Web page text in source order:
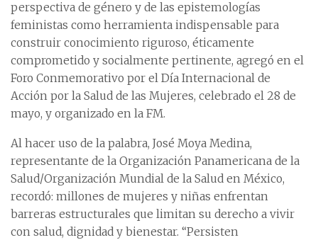
perspectiva de género y de las epistemologías
feministas como herramienta indispensable para
construir conocimiento riguroso, éticamente
comprometido y socialmente pertinente, agregó en el
Foro Conmemorativo por el Día Internacional de
Acción por la Salud de las Mujeres, celebrado el 28 de
mayo, y organizado en la FM.
Al hacer uso de la palabra, José Moya Medina,
representante de la Organización Panamericana de la
Salud/Organización Mundial de la Salud en México,
recordó: millones de mujeres y niñas enfrentan
barreras estructurales que limitan su derecho a vivir
con salud, dignidad y bienestar. “Persisten